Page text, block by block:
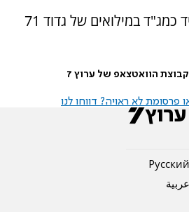
קלנר גם משמש בתפקיד כמג"ד במילואים של גדוד 71
הוואטצאפ של ערוץ 7
לא ראויה? דווחו לנו
Pусский
عربية